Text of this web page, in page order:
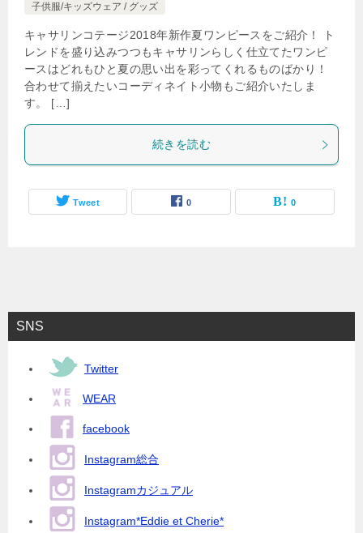
子供服/キッズウェア / グッズ
キャサリンコテージ2018年新作夏ワンピースをご紹介！ ト
レンドを盛り込みつつもキャサリンらしく仕立てたワンピ
ースはどれもひと夏の思い出を彩ってくれるものばかり！
合わせて揃えたいコーディネイト小物もご紹介いたしま
す。 […]
続きを読む
Tweet 0 0
SNS
Twitter
WEAR
facebook
Instagram総合
Instagramカジュアル
Instagram*Eddie et Cherie*